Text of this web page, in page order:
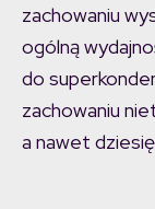
zachowaniu
ogólną
do
zachowaniu
a nawet